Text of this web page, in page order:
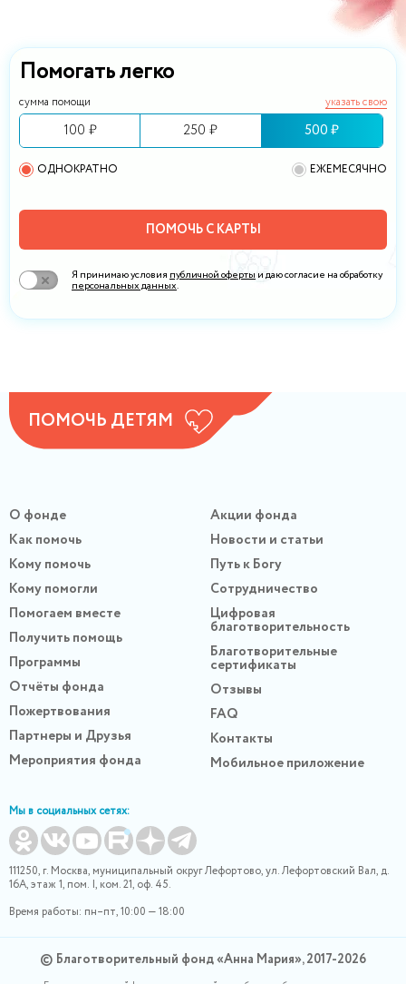
Помогать легко
сумма помощи указать свою
100 ₽ 250 ₽ 500 ₽
ОДНОКРАТНО ЕЖЕМЕСЯЧНО
ПОМОЧЬ С КАРТЫ
Я принимаю условия публичной оферты и даю согласие на обработку
персональных данных.
ПОМОЧЬ ДЕТЯМ
О фонде
Как помочь
Кому помочь
Кому помогли
Помогаем вместе
Получить помощь
Программы
Отчёты фонда
Пожертвования
Партнеры и Друзья
Мероприятия фонда
Акции фонда
Новости и статьи
Путь к Богу
Сотрудничество
Цифровая
благотворительность
Благотворительные
сертификаты
Отзывы
FAQ
Контакты
Мобильное приложение
Мы в социальных сетях:
111250, г. Москва, муниципальный округ Лефортово, ул. Лефортовский Вал, д.
16А, этаж 1, пом. I, ком. 21, оф. 45.
Время работы: пн–пт, 10:00 — 18:00
© Благотворительный фонд «Анна Мария», 2017-2026